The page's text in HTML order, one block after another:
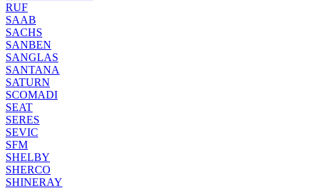
RUF
SAAB
SACHS
SANBEN
SANGLAS
SANTANA
SATURN
SCOMADI
SEAT
SERES
SEVIC
SFM
SHELBY
SHERCO
SHINERAY